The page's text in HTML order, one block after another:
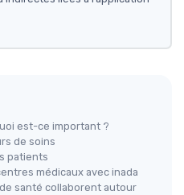
est-ce important ?
de soins
patients
médicaux avec inada
santé collaborent autour